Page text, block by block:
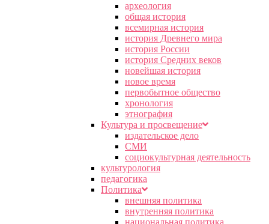
археология
общая история
всемирная история
история Древнего мира
история России
история Средних веков
новейшая история
новое время
первобытное общество
хронология
этнография
Культура и просвещение
издательское дело
СМИ
социокультурная деятельность
культурология
педагогика
Политика
внешняя политика
внутренняя политика
национальная политика